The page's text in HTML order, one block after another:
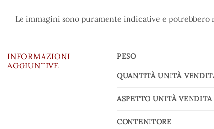
Le immagini sono puramente indicative e
INFORMAZIONI
AGGIUNTIVE
PESO
QUANTITÀ UNITÀ
ASPETTO UNITÀ VENDITA
CONTENITORE